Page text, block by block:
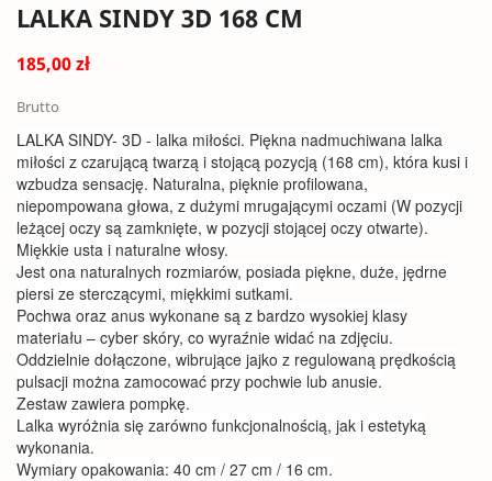
LALKA SINDY 3D 168 CM
185,00 zł
Brutto
LALKA SINDY- 3D - lalka miłości. Piękna nadmuchiwana lalka
miłości z czarującą twarzą i stojącą pozycją (168 cm), która kusi i
wzbudza sensację. Naturalna, pięknie profilowana,
niepompowana głowa, z dużymi mrugającymi oczami (W pozycji
leżącej oczy są zamknięte, w pozycji stojącej oczy otwarte).
Miękkie usta i naturalne włosy.
Jest ona naturalnych rozmiarów, posiada piękne, duże, jędrne
piersi ze sterczącymi, miękkimi sutkami.
Pochwa oraz anus wykonane są z bardzo wysokiej klasy
materiału – cyber skóry, co wyraźnie widać na zdjęciu.
Oddzielnie dołączone, wibrujące jajko z regulowaną prędkością
pulsacji można zamocować przy pochwie lub anusie.
Zestaw zawiera pompkę.
Lalka wyróżnia się zarówno funkcjonalnością, jak i estetyką
wykonania.
Wymiary opakowania: 40 cm / 27 cm / 16 cm.